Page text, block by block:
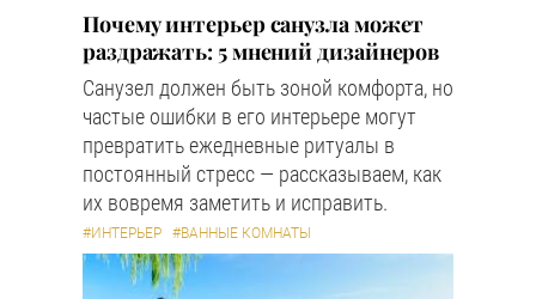
Почему интерьер санузла может
раздражать: 5 мнений дизайнеров
Санузел должен быть зоной комфорта, но
частые ошибки в его интерьере могут
превратить ежедневные ритуалы в
постоянный стресс — рассказываем, как
их вовремя заметить и исправить.
#ИНТЕРЬЕР #ВАННЫЕ КОМНАТЫ